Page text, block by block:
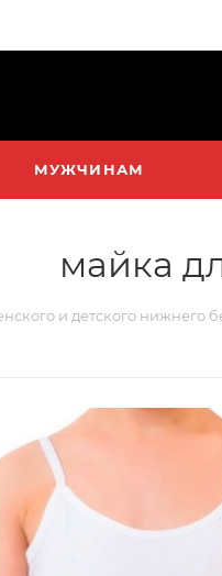
МУЖЧИНАМ
майка
и детского нижнего